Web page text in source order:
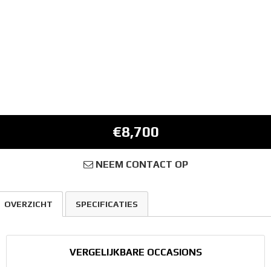
€8,700
NEEM CONTACT OP
OVERZICHT SPECIFICATIES
VERGELIJKBARE OCCASIONS